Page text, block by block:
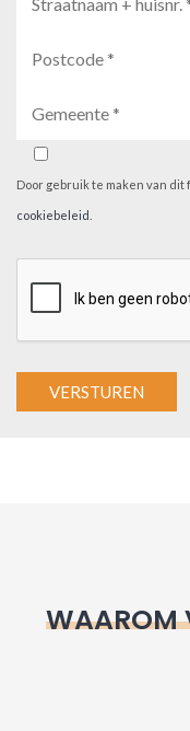
Door gebruik te maken van
cookiebeleid
WAAROM